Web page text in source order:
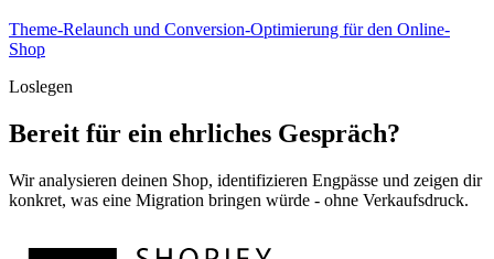
Theme-Relaunch und Conversion-Optimierung für den Online-
Shop
Loslegen
Bereit für ein ehrliches Gespräch?
Wir analysieren deinen Shop, identifizieren Engpässe und zeigen dir
konkret, was eine Migration bringen würde - ohne Verkaufsdruck.